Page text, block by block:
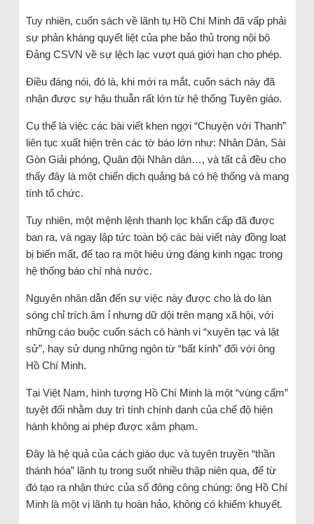
Tuy nhiên, cuốn sách về lãnh tụ Hồ Chí Minh đã vấp phải
sự phản kháng quyết liệt của phe bảo thủ trong nội bộ
Đảng CSVN về sự lệch lạc vượt quá giới hạn cho phép.
Điều đáng nói, đó là, khi mới ra mắt, cuốn sách này đã
nhận được sự hậu thuẫn rất lớn từ hệ thống Tuyên giáo.
Cụ thể là việc các bài viết khen ngợi “Chuyện với Thanh”
liên tục xuất hiện trên các tờ báo lớn như: Nhân Dân, Sài
Gòn Giải phóng, Quân đội Nhân dân…, và tất cả đều cho
thấy đây là một chiến dịch quảng bá có hệ thống và mang
tính tổ chức.
Tuy nhiên, một mệnh lệnh thanh lọc khẩn cấp đã được
ban ra, và ngay lập tức toàn bộ các bài viết này đồng loạt
bị biến mất, để tạo ra một hiệu ứng đáng kinh ngạc trong
hệ thống báo chí nhà nước.
Nguyên nhân dẫn đến sự việc này được cho là do làn
sóng chỉ trích âm ỉ nhưng dữ dội trên mạng xã hội, với
những cáo buộc cuốn sách có hành vi “xuyên tạc và lật
sử”, hay sử dụng những ngôn từ “bất kính” đối với ông
Hồ Chí Minh.
Tại Việt Nam, hình tượng Hồ Chí Minh là một “vùng cấm”
tuyệt đối nhằm duy trì tính chính danh của chế độ hiện
hành không ai phép được xâm phạm.
Đây là hệ quả của cách giáo dục và tuyên truyền “thần
thánh hóa” lãnh tụ trong suốt nhiều thập niên qua, để từ
đó tạo ra nhận thức của số đông công chúng: ông Hồ Chí
Minh là một vị lãnh tụ hoàn hảo, không có khiếm khuyết.